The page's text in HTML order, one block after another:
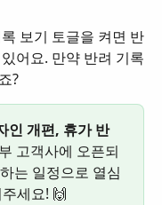
보기 토글을 켜면 반
어요. 만약 반려 기록
?
인 개편, 휴가 반
고객사에 오픈되
는 일정으로 열심
세요! 🙌